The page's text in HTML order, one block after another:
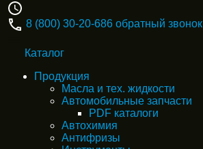
8 (800) 30-20-686 обратный звонок
Каталог
Продукция
Масла и тех. жидкости
Автомобильные запчасти
PDF каталоги
Автохимия
Антифризы